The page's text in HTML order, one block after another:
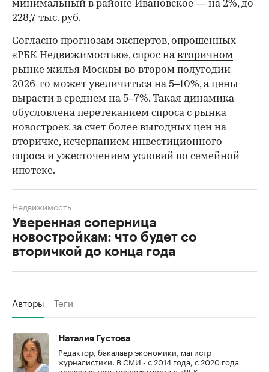
00:00
минимальный в районе Ивановское — на 2%, до
228,7 тыс. руб.
Согласно прогнозам экспертов, опрошенных
«РБК Недвижимостью», спрос навторичном
рынке жилья Москвы во втором полугодии
2026-го может увеличиться на 5–10%, а цены
вырасти в среднем на 5–7%. Такая динамика
обусловлена перетеканием спроса с рынка
новостроек за счет более выгодных цен на
вторичке, исчерпанием инвестиционного
спроса и ужесточением условий по семейной
ипотеке.
Уверенная соперница
новостройкам: что будет со
вторичкой до конца года
Недвижимость
Авторы Теги
Наталия Густова
Редактор, бакалавр экономики, магистр
журналистики. В СМИ - с 2014 года, с 2020 года